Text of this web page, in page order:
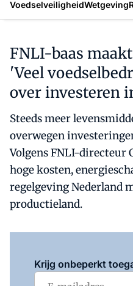
VoedselveiligheidWetgeving
FNLI-baas
'Veel
over investeren
Steeds meer
overwegen
Volgens FNLI-directeur
hoge kosten,
regelgeving Nederland
productieland.
Krijg onbeperkt